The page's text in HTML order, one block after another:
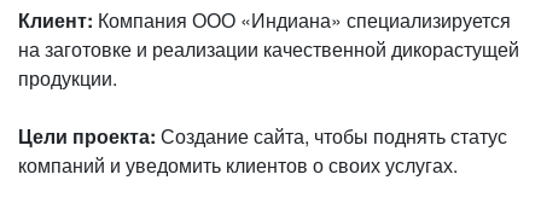
Клиент: Компания ООО «Индиана» специализируется
на заготовке и реализации качественной дикорастущей
продукции.
Цели проекта: Создание сайта, чтобы поднять статус
компаний и уведомить клиентов о своих услугах.